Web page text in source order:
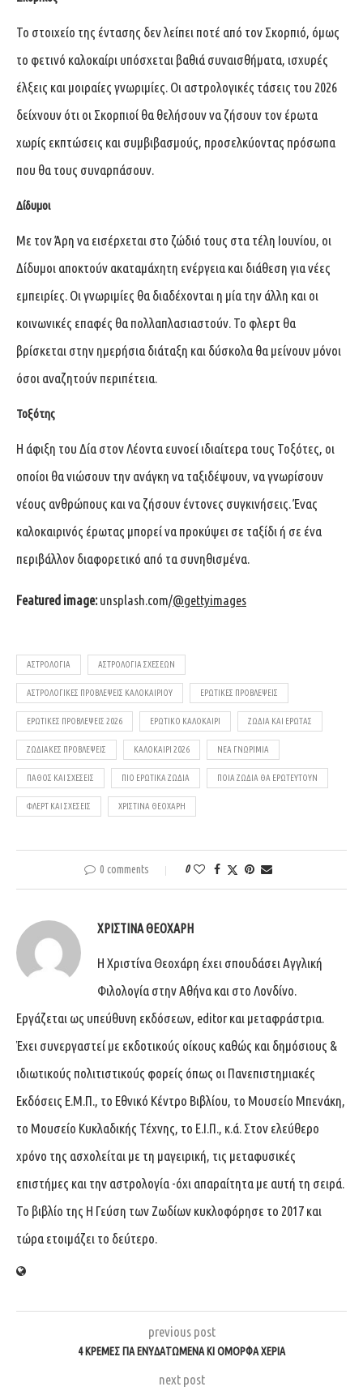
Το στοιχείο της έντασης δεν λείπει ποτέ από τον Σκορπιό, όμως
το φετινό καλοκαίρι υπόσχεται βαθιά συναισθήματα, ισχυρές
έλξεις και μοιραίες γνωριμίες. Οι αστρολογικές τάσεις του 2026
δείχνουν ότι οι Σκορπιοί θα θελήσουν να ζήσουν τον έρωτα
χωρίς εκπτώσεις και συμβιβασμούς, προσελκύοντας πρόσωπα
που θα τους συναρπάσουν.
Δίδυμοι
Με τον Άρη να εισέρχεται στο ζώδιό τους στα τέλη Ιουνίου, οι
Δίδυμοι αποκτούν ακαταμάχητη ενέργεια και διάθεση για νέες
εμπειρίες. Οι γνωριμίες θα διαδέχονται η μία την άλλη και οι
κοινωνικές επαφές θα πολλαπλασιαστούν. Το φλερτ θα
βρίσκεται στην ημερήσια διάταξη και δύσκολα θα μείνουν μόνοι
όσοι αναζητούν περιπέτεια.
Τοξότης
Η άφιξη του Δία στον Λέοντα ευνοεί ιδιαίτερα τους Τοξότες, οι
οποίοι θα νιώσουν την ανάγκη να ταξιδέψουν, να γνωρίσουν
νέους ανθρώπους και να ζήσουν έντονες συγκινήσεις. Ένας
καλοκαιρινός έρωτας μπορεί να προκύψει σε ταξίδι ή σε ένα
περιβάλλον διαφορετικό από τα συνηθισμένα.
Featured image:unsplash.com/@gettyimages
ΑΣΤΡΟΛΟΓΊΑ ΑΣΤΡΟΛΟΓΊΑ ΣΧΈΣΕΩΝ
ΑΣΤΡΟΛΟΓΙΚΈΣ ΠΡΟΒΛΈΨΕΙΣ ΚΑΛΟΚΑΙΡΙΟΎ ΕΡΩΤΙΚΈΣ ΠΡΟΒΛΈΨΕΙΣ
ΕΡΩΤΙΚΈΣ ΠΡΟΒΛΈΨΕΙΣ 2026 ΕΡΩΤΙΚΌ ΚΑΛΟΚΑΊΡΙ ΖΏΔΙΑ ΚΑΙ ΈΡΩΤΑΣ
ΖΩΔΙΑΚΈΣ ΠΡΟΒΛΈΨΕΙΣ ΚΑΛΟΚΑΊΡΙ 2026 ΝΈΑ ΓΝΩΡΙΜΊΑ
ΠΆΘΟΣ ΚΑΙ ΣΧΈΣΕΙΣ ΠΙΟ ΕΡΩΤΙΚΆ ΖΏΔΙΑ ΠΟΙΑ ΖΏΔΙΑ ΘΑ ΕΡΩΤΕΥΤΟΎΝ
ΦΛΕΡΤ ΚΑΙ ΣΧΈΣΕΙΣ ΧΡΙΣΤΊΝΑ ΘΕΟΧΆΡΗ
0 comments 0
ΧΡΙΣΤΊΝΑ ΘΕΟΧΆΡΗ
Η Χριστίνα Θεοχάρη έχει σπουδάσει Αγγλική
Φιλολογία στην Αθήνα και στο Λονδίνο.
Εργάζεται ως υπεύθυνη εκδόσεων, editor και μεταφράστρια.
Έχει συνεργαστεί με εκδοτικούς οίκους καθώς και δημόσιους &
ιδιωτικούς πολιτιστικούς φορείς όπως οι Πανεπιστημιακές
Εκδόσεις Ε.Μ.Π., το Εθνικό Κέντρο Βιβλίου, το Μουσείο Μπενάκη,
το Μουσείο Κυκλαδικής Τέχνης, το Ε.Ι.Π., κ.ά. Στον ελεύθερο
χρόνο της ασχολείται με τη μαγειρική, τις μεταφυσικές
επιστήμες και την αστρολογία -όχι απαραίτητα με αυτή τη σειρά.
Το βιβλίο της Η Γεύση των Ζωδίων κυκλοφόρησε το 2017 και
τώρα ετοιμάζει το δεύτερο.
previous post
4 ΚΡΈΜΕΣ ΓΙΑ ΕΝΥΔΑΤΩΜΈΝΑ ΚΙ ΌΜΟΡΦΑ ΧΈΡΙΑ
next post